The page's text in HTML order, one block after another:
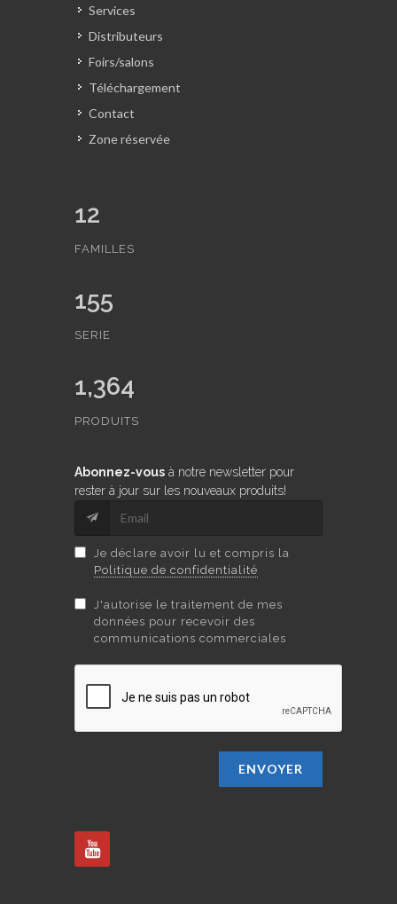
Services
Distributeurs
Foirs/salons
Téléchargement
Contact
Zone réservée
12
FAMILLES
155
SERIE
1,364
PRODUITS
Abonnez-vous à notre newsletter pour
rester à jour sur les nouveaux produits!
Je déclare avoir lu et compris la
Politique de confidentialité
J'autorise le traitement de mes
données pour recevoir des
communications commerciales
ENVOYER